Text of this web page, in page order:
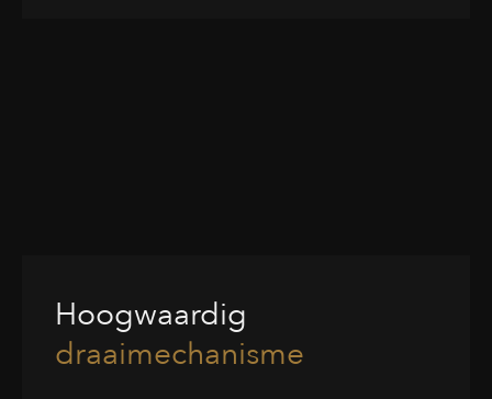
Hoogwaardig
draaimechanisme